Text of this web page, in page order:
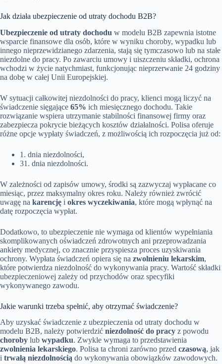
Jak działa ubezpieczenie od utraty dochodu B2B?
Ubezpieczenie od utraty dochodu w modelu B2B zapewnia istotne
wsparcie finansowe dla osób, które w wyniku choroby, wypadku lub
innego nieprzewidzianego zdarzenia, stają się tymczasowo lub na stałe
niezdolne do pracy. Po zawarciu umowy i uiszczeniu składki, ochrona
wchodzi w życie natychmiast, funkcjonując nieprzerwanie 24 godziny
na dobę w całej Unii Europejskiej.
W sytuacji całkowitej niezdolności do pracy, klienci mogą liczyć na
świadczenie sięgające 65% ich miesięcznego dochodu. Takie
rozwiązanie wspiera utrzymanie stabilności finansowej firmy oraz
zabezpiecza pokrycie bieżących kosztów działalności. Polisa oferuje
różne opcje wypłaty świadczeń, z możliwością ich rozpoczęcia już od:
1. dnia niezdolności,
31. dnia niezdolności.
W zależności od zapisów umowy, środki są zazwyczaj wypłacane co
miesiąc, przez maksymalny okres roku. Należy również zwrócić
uwagę na karencję i okres wyczekiwania, które mogą wpłynąć na
datę rozpoczęcia wypłat.
Dodatkowo, to ubezpieczenie nie wymaga od klientów wypełniania
skomplikowanych oświadczeń zdrowotnych ani przeprowadzania
ankiety medycznej, co znacznie przyspiesza proces uzyskiwania
ochrony. Wypłata świadczeń opiera się na zwolnieniu lekarskim,
które potwierdza niezdolność do wykonywania pracy. Wartość składki
ubezpieczeniowej zależy od przychodów oraz specyfiki
wykonywanego zawodu.
Jakie warunki trzeba spełnić, aby otrzymać świadczenie?
Aby uzyskać świadczenie z ubezpieczenia od utraty dochodu w
modelu B2B, należy potwierdzić niezdolność do pracy z powodu
choroby lub wypadku. Zwykle wymaga to przedstawienia
zwolnienia lekarskiego. Polisa ta chroni zarówno przed czasową, jak
i trwałą niezdolnością do wykonywania obowiązków zawodowych.